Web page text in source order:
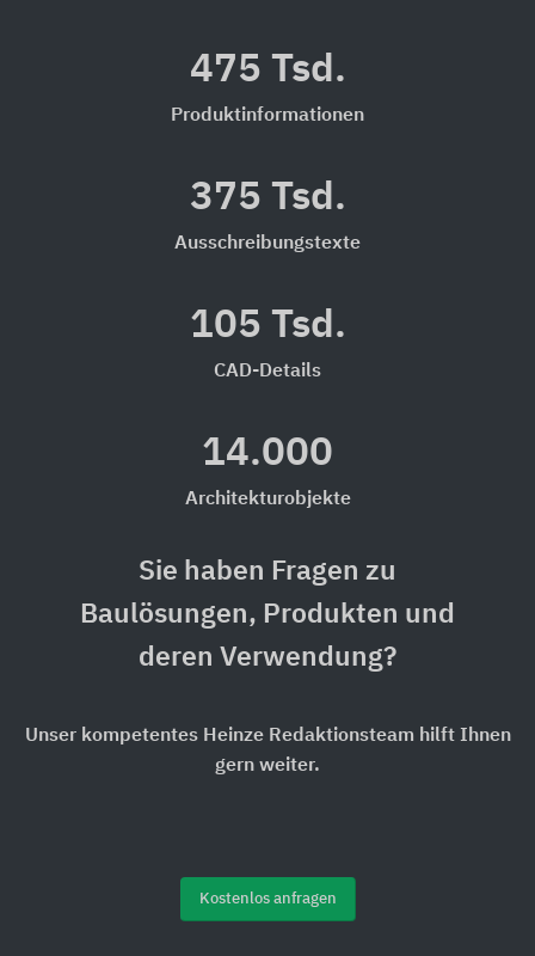
475 Tsd.
Produktinformationen
375 Tsd.
Ausschreibungstexte
105 Tsd.
CAD-Details
14.000
Architekturobjekte
Sie haben Fragen zu
Baulösungen, Produkten und
deren Verwendung?
Unser kompetentes Heinze Redaktionsteam hilft Ihnen
gern weiter.
Kostenlos anfragen